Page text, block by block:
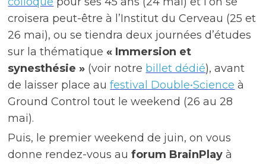
croisera peut-être à l’Institut du Cerveau (25 et
26 mai), ou se tiendra deux journées d’études
sur la thématique« Immersion et
synesthésie » (voir notre billet dédié), avant
de laisser place aufestival Double•Science à
Ground Control tout le weekend (26 au 28
mai).
Puis, le premier weekend de juin, on vous
donne rendez-vous auforum BrainPlay à